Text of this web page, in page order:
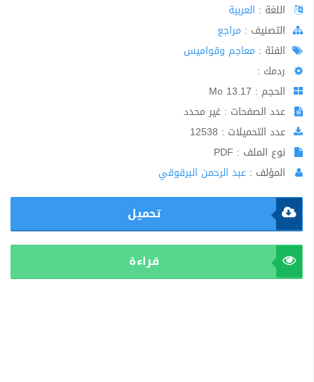
اللغة : العربية
اﻟﺘﺼﻨﻴﻒ : مراجع
الفئة : معاجم وقواميس
ردمك :
الحجم : 13.17 Mo
عدد الصفحات : غير محدد
عدد التحميلات : 12538
نوع الملف : PDF
المؤلف : عبد الرحمن البرقوقي
تحميل
قراءة